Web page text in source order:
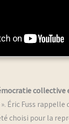
collective
Éric Fuss rappelle
choisi pour la